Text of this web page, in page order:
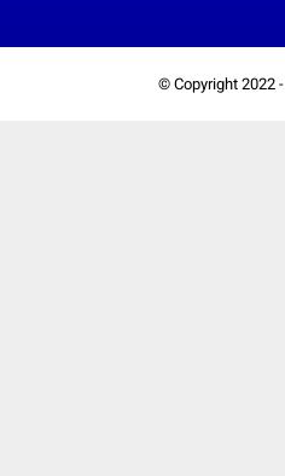
© Copyright 2022 -